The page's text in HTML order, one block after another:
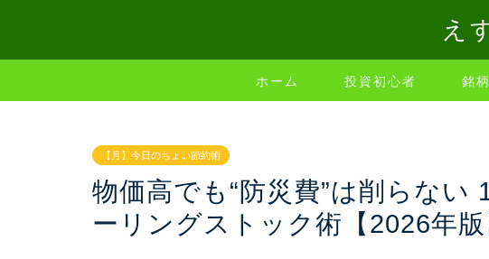
え
ホーム 投資初心者 銘
【月】今日のちょい節約術
物価高でも“防災費”は削らない
ーリングストック術【2026年版